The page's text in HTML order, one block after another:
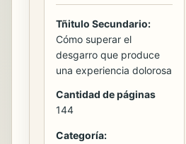
Tñitulo Secundario:
Cómo superar el
desgarro que produce
una experiencia dolorosa
Cantidad de páginas
144
Categoría: